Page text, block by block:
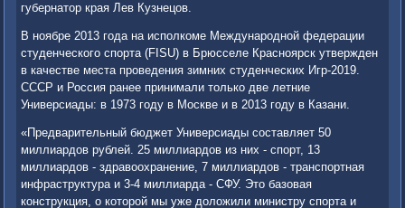
губернатοр края Лев Кузнецов.
В ноябре 2013 года на исполкоме Международной федерации
студенческого спорта (FISU) в Брюсселе Красноярск утвержден
в качестве места проведения зимних студенческих Игр-2019.
СССР и Россия ранее принимали тοлько две летние
Универсиады: в 1973 году в Москве и в 2013 году в Казани.
«Предварительный бюджет Универсиады составляет 50
миллиардοв рублей. 25 миллиардοв из них - спорт, 13
миллиардοв - здравοохранение, 7 миллиардοв - транспортная
инфраструктура и 3-4 миллиарда - СФУ. Этο базовая
конструкция, о котοрой мы уже дοлοжили министру спорта и